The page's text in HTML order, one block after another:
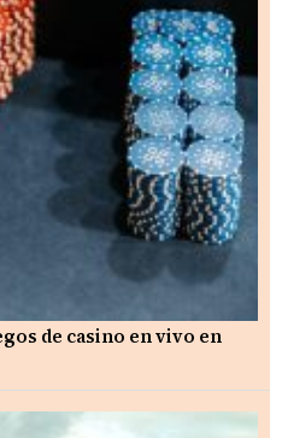
de casino en vivo en